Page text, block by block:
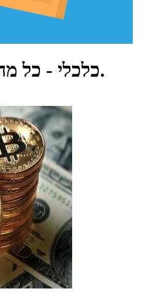
כלכלי - כל מה שמעניין בשוק.